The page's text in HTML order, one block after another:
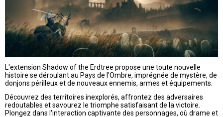
L'extension Shadow of the Erdtree propose une toute nouvelle
histoire se déroulant au Pays de l'Ombre, imprégnée de mystère, de
donjons périlleux et de nouveaux ennemis, armes et équipements.
Découvrez des territoires inexplorés, affrontez des adversaires
redoutables et savourez le triomphe satisfaisant de la victoire.
Plongez dans l'interaction captivante des personnages, où drame et